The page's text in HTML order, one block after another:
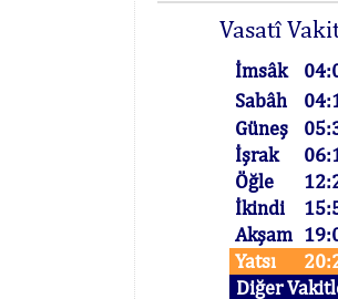
Vasatî
İmsâk
Sabâh
Güneş
İşrak
Öğle
İkindi
Akşam
Yatsı
Diğer